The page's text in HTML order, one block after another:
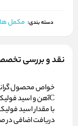
دسته بندی: مکمل ها
نقد و بررسی
خواص محصول
Cآهن و اسید فولیک در تقسیم سلولی نقش دارند
با مقدار اسید
دریافت اضافی در